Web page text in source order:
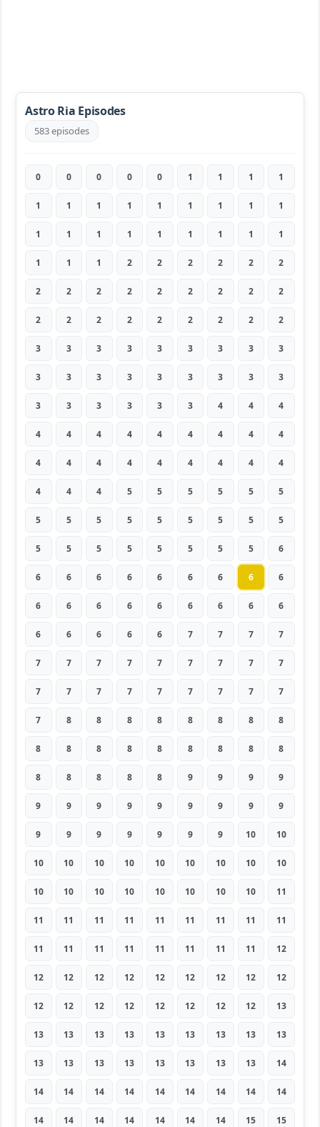
Astro Ria Episodes
583 episodes
0 0 0 0 0 1 1 1 1
1 1 1 1 1 1 1 1 1
1 1 1 1 1 1 1 1 1
1 1 1 2 2 2 2 2 2
2 2 2 2 2 2 2 2 2
2 2 2 2 2 2 2 2 2
3 3 3 3 3 3 3 3 3
3 3 3 3 3 3 3 3 3
3 3 3 3 3 3 4 4 4
4 4 4 4 4 4 4 4 4
4 4 4 4 4 4 4 4 4
4 4 4 5 5 5 5 5 5
5 5 5 5 5 5 5 5 5
5 5 5 5 5 5 5 5 6
6 6 6 6 6 6 6 6 6
6 6 6 6 6 6 6 6 6
6 6 6 6 6 7 7 7 7
7 7 7 7 7 7 7 7 7
7 7 7 7 7 7 7 7 7
7 8 8 8 8 8 8 8 8
8 8 8 8 8 8 8 8 8
8 8 8 8 8 9 9 9 9
9 9 9 9 9 9 9 9 9
9 9 9 9 9 9 9 10 10
10 10 10 10 10 10 10 10 10
10 10 10 10 10 10 10 10 11
11 11 11 11 11 11 11 11 11
11 11 11 11 11 11 11 11 12
12 12 12 12 12 12 12 12 12
12 12 12 12 12 12 12 12 13
13 13 13 13 13 13 13 13 13
13 13 13 13 13 13 13 13 14
14 14 14 14 14 14 14 14 14
14 14 14 14 14 14 14 15 15